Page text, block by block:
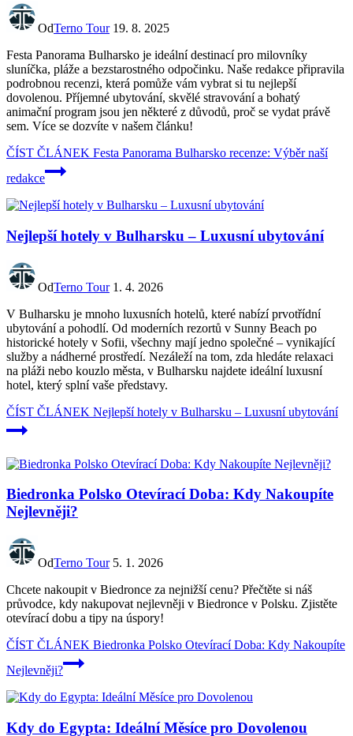
OdTerno Tour 19. 8. 2025
Festa Panorama Bulharsko je ideální destinací pro milovníky
sluníčka, pláže a bezstarostného odpočinku. Naše redakce připravila
podrobnou recenzi, která pomůže vám vybrat si tu nejlepší
dovolenou. Příjemné ubytování, skvělé stravování a bohatý
animační program jsou jen některé z důvodů, proč se vydat právě
sem. Více se dozvíte v našem článku!
ČÍST ČLÁNEK Festa Panorama Bulharsko recenze: Výběr naší
redakce
Nejlepší hotely v Bulharsku – Luxusní ubytování
OdTerno Tour 1. 4. 2026
V Bulharsku je mnoho luxusních hotelů, které nabízí prvotřídní
ubytování a pohodlí. Od moderních rezortů v Sunny Beach po
historické hotely v Sofii, všechny mají jedno společné – vynikající
služby a nádherné prostředí. Nezáleží na tom, zda hledáte relaxaci
na pláži nebo kouzlo města, v Bulharsku najdete ideální luxusní
hotel, který splní vaše představy.
ČÍST ČLÁNEK Nejlepší hotely v Bulharsku – Luxusní ubytování
Biedronka Polsko Otevírací Doba: Kdy Nakoupíte
Nejlevněji?
OdTerno Tour 5. 1. 2026
Chcete nakoupit v Biedronce za nejnižší cenu? Přečtěte si náš
průvodce, kdy nakupovat nejlevněji v Biedronce v Polsku. Zjistěte
otevírací dobu a tipy na úspory!
ČÍST ČLÁNEK Biedronka Polsko Otevírací Doba: Kdy Nakoupíte
Nejlevněji?
Kdy do Egypta: Ideální Měsíce pro Dovolenou